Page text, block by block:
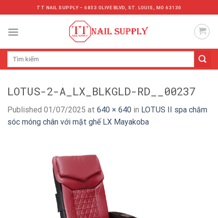
to
content
TT NAIL SUPPLY – 6853 OLIVE BLVD, ST. LOUIS, MO 63130
Tìm
LOTUS-2-A_LX_BLKGLD-RD__00237
Published 01/07/2025 at 640 × 640 in LOTUS II spa chăm
sóc móng chân với mặt ghế LX Mayakoba